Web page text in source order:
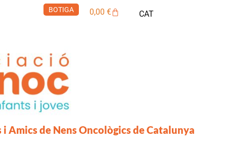
BOTIGA 0,00 €Cistella CAT
Amics de Nens Oncològics de Catalunya